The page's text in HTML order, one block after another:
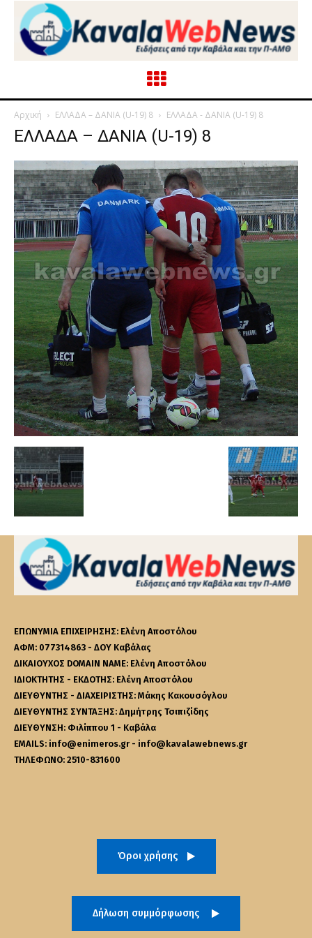
Αρχική ΕΛΛΑΔΑ – ΔΑΝΙΑ (U-19) 8 ΕΛΛΑΔΑ - ΔΑΝΙΑ (U-19) 8
ΕΛΛΑΔΑ – ΔΑΝΙΑ (U-19) 8
ΕΠΩΝΥΜΙΑ ΕΠΙΧΕΙΡΗΣΗΣ: Ελένη Αποστόλου
ΑΦΜ: 077314863 - ΔΟΥ Καβάλας
ΔΙΚΑΙΟΥΧΟΣ DOMAIN NAME: Ελένη Αποστόλου
ΙΔΙΟΚΤΗΤΗΣ - ΕΚΔΟΤΗΣ: Ελένη Αποστόλου
ΔΙΕΥΘΥΝΤΗΣ - ΔΙΑΧΕΙΡΙΣΤΗΣ: Μάκης Κακουσόγλου
ΔΙΕΥΘΥΝΤΗΣ ΣΥΝΤΑΞΗΣ: Δημήτρης Τσιπιζίδης
ΔΙΕΥΘΥΝΣΗ: Φιλίππου 1 - Καβάλα
EMAILS: info@enimeros.gr - info@kavalawebnews.gr
ΤΗΛΕΦΩΝΟ: 2510-831600
Όροι χρήσης
Δήλωση συμμόρφωσης